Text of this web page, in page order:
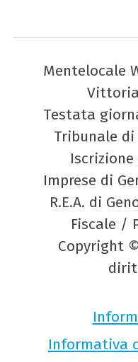
Mentelocale
Testata
Tribunale di
Imprese di
R.E.A. di
Fiscale /
Copyright
Informativa